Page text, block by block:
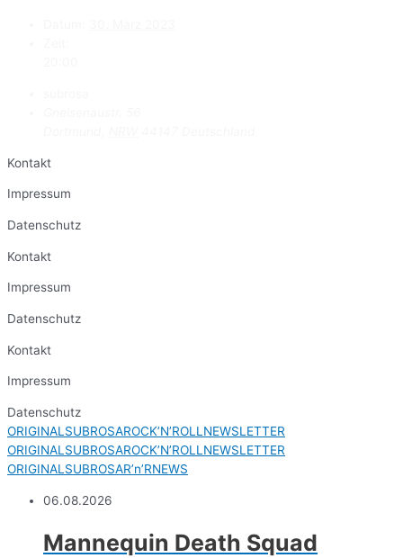
Kontakt
Impressum
Datenschutz
Kontakt
Impressum
Datenschutz
Kontakt
Impressum
Datenschutz
ORIGINALSUBROSAROCK’N’ROLLNEWSLETTER
ORIGINALSUBROSAROCK’N’ROLLNEWSLETTER
ORIGINALSUBROSAR’n’RNEWS
06.08.2026
Mannequin Death Squad